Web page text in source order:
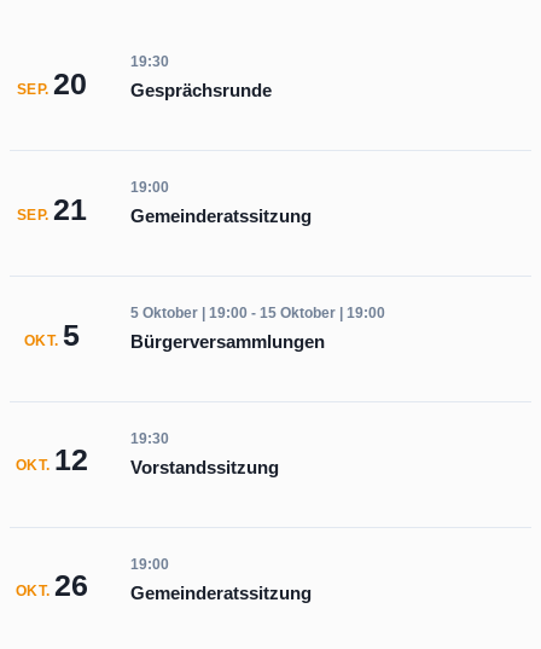
SEP.20
19:30
Gesprächsrunde
SEP.21
19:00
Gemeinderatssitzung
OKT.5
5 Oktober | 19:00 - 15 Oktober | 19:00
Bürgerversammlungen
OKT. 12
19:30
Vorstandssitzung
OKT.26
19:00
Gemeinderatssitzung